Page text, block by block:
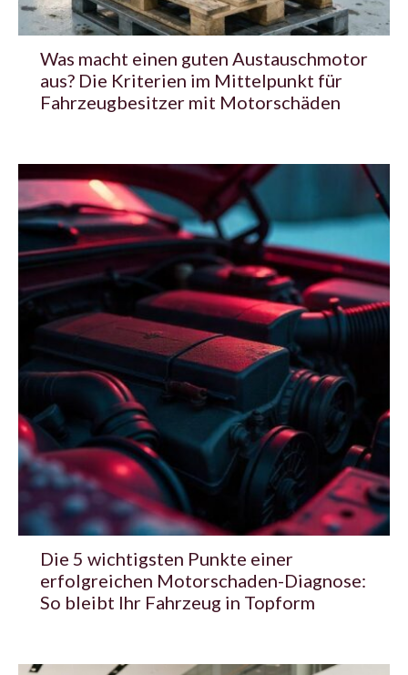
Was macht einen guten Austauschmotor
aus? Die Kriterien im Mittelpunkt für
Fahrzeugbesitzer mit Motorschäden
Die 5 wichtigsten Punkte einer
erfolgreichen Motorschaden-Diagnose:
So bleibt Ihr Fahrzeug in Topform